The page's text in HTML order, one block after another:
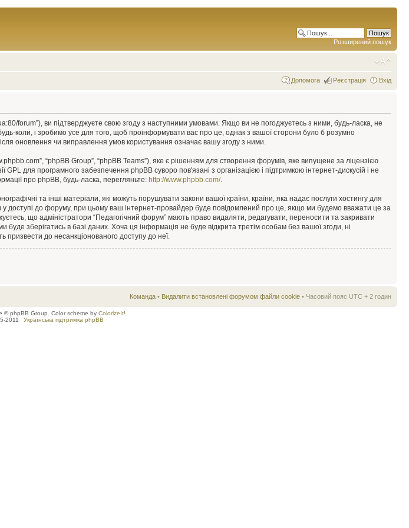
Розширений пошук
Допомога Реєстрація Вхід
forum”), ви підтверджуєте свою згоду з наступними умовами. Якщо ви не погоджуєтесь з ними, будь-ласка, не
коли, і зробимо усе для того, щоб проінформувати вас про це, однак з вашої сторони було б розумно
оновлення чи виправлення умов користування означає вашу згоду з ними.
“phpBB Group”, “phpBB Teams”), яке є рішенням для створення форумів, яке випущене за ліцензією
GPL для програмного забезпечення phpBB суворо пов'язані з організацією і підтримкою інтернет-дискусій і не
про phpBB, будь-ласка, перегляньте: http://www.phpbb.com/.
та інші матеріали, які можуть порушувати закони вашої країни, країни, яка надає послуги хостингу для
у доступі до форуму, при цьому ваш інтернет-провайдер буде повідомлений про це, якщо ми будемо вважати це за
що адміністратори “Педагогічний форум” мають право видаляти, редагувати, переносити та закривати
зберігатись в базі даних. Хоча ця інформація не буде відкрита третім особам без вашої згоди, ні
призвести до несанкціонованого доступу до неї.
Команда • Видалити встановлені форумом файли cookie • Часовий пояс UTC + 2 годин
© phpBB Group. Color scheme by ColorizeIt!
2011
Українська підтримка phpBB